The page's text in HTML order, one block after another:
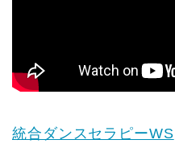
統合ダンスセラピーWS